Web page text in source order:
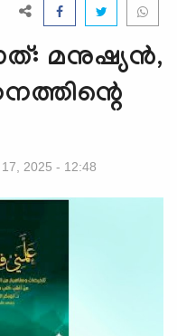
മനുഷ്യൻ,
17, 2025 - 12:48